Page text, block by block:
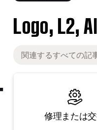
Logo, L2,
修理または